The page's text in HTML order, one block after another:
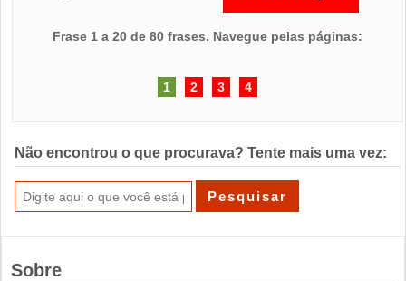
Frase 1 a 20 de 80 frases. Navegue pelas páginas:
1 2 3 4
Não encontrou o que procurava? Tente mais uma vez:
Sobre